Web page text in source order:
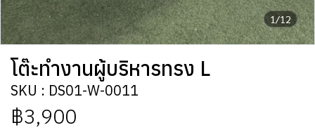
1/12
โต๊ะทำงานผู้บริหารทรง L
SKU : DS01-W-0011
฿3,900